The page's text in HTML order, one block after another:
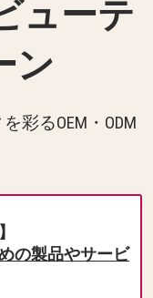
ューテ
ン
彩るOEM・ODM
の製品やサービ